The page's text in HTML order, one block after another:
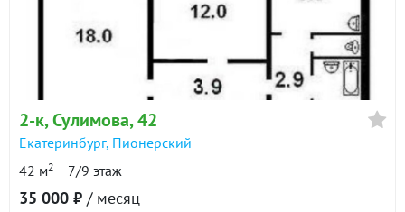
2-к, Сулимова, 42
Екатеринбург, Пионерский
42 м2 7/9 этаж
35 000 ₽ / месяц